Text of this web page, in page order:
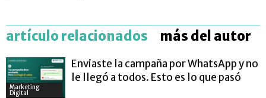
artículo relacionados más del autor
Marketing
Digital
Enviaste la campaña por WhatsApp y no
le llegó a todos. Esto es lo que pasó